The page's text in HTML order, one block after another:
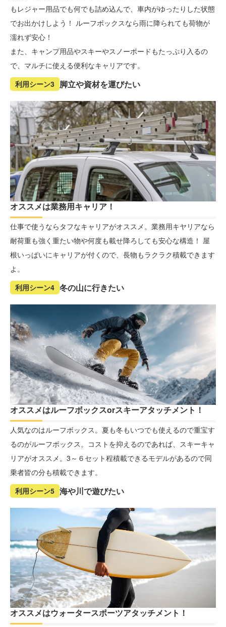
もレジャー用品でも何でも詰め込んで、車内がゆったりした状態
でお出かけしよう！ ルーフボックスなら雨に降られても荷物が
濡れず安心！
また、キャンプ用品やスキーやスノーボードもたっぷり入るの
で、マルチに使える便利なキャリアです。
利用シーン3 脚立や資材を運びたい
オススメは業務用キャリア！
仕事で使うならタフなキャリアがオススメ。業務用キヤリアなら
耐荷重も強く重たい物や何度も載せ降ろしても安心な構造！ 屋
根いっぱいにキャリアが付くので、長物もラクラク積載できます
よ。
利用シーン4 冬の山に行きたい
オススメはルーフボックスorスキーアタッチメント！
人気なのはルーフボックス。夏も冬もいつでも使えるので重宝す
るのがルーフボックス。コストを抑えるのであれば、スキーキャ
リアがオススメ。3～６セット程積載できるモデルがあるので同
乗者皆の分も積載できます。
利用シーン5 海や川で遊びたい
オススメはウォータースポーツアタッチメント！